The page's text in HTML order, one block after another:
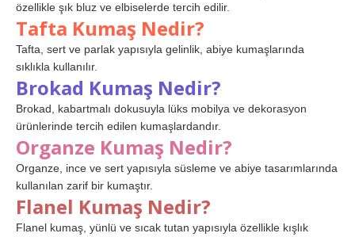
özellikle şık bluz ve elbiselerde tercih edilir.
Tafta Kumaş Nedir?
Tafta, sert ve parlak yapısıyla gelinlik, abiye kumaşlarında
sıklıkla kullanılır.
Brokad Kumaş Nedir?
Brokad, kabartmalı dokusuyla lüks mobilya ve dekorasyon
ürünlerinde tercih edilen kumaşlardandır.
Organze Kumaş Nedir?
Organze, ince ve sert yapısıyla süsleme ve abiye tasarımlarında
kullanılan zarif bir kumaştır.
Flanel Kumaş Nedir?
Flanel kumaş, yünlü ve sıcak tutan yapısıyla özellikle kışlık